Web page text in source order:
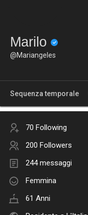
Marilo
@Mariangeles
Sequenza temporale
70 Following
200 Followers
244 messaggi
Femmina
61 Anni